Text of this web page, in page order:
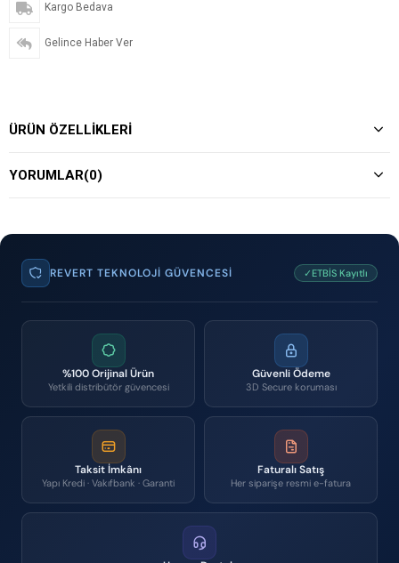
Kargo Bedava
Gelince Haber Ver
ÜRÜN ÖZELLIKLERI
YORUMLAR(0)
REVERT TEKNOLOJI GÜVENCESI ✓ETBİS Kayıtlı
%100 Orijinal Ürün
Yetkili distribütör güvencesi
Güvenli Ödeme
3D Secure koruması
Taksit İmkânı
Yapı Kredi · Vakıfbank · Garanti
Faturalı Satış
Her siparişe resmi e-fatura